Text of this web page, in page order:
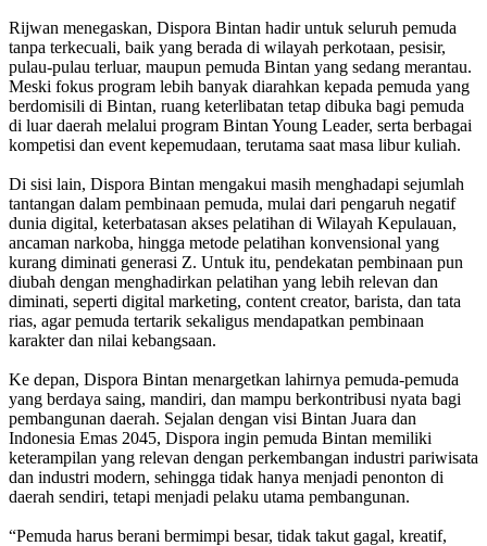
Rijwan menegaskan, Dispora Bintan hadir untuk seluruh pemuda
tanpa terkecuali, baik yang berada di wilayah perkotaan, pesisir,
pulau-pulau terluar, maupun pemuda Bintan yang sedang merantau.
Meski fokus program lebih banyak diarahkan kepada pemuda yang
berdomisili di Bintan, ruang keterlibatan tetap dibuka bagi pemuda
di luar daerah melalui program Bintan Young Leader, serta berbagai
kompetisi dan event kepemudaan, terutama saat masa libur kuliah.
Di sisi lain, Dispora Bintan mengakui masih menghadapi sejumlah
tantangan dalam pembinaan pemuda, mulai dari pengaruh negatif
dunia digital, keterbatasan akses pelatihan di Wilayah Kepulauan,
ancaman narkoba, hingga metode pelatihan konvensional yang
kurang diminati generasi Z. Untuk itu, pendekatan pembinaan pun
diubah dengan menghadirkan pelatihan yang lebih relevan dan
diminati, seperti digital marketing, content creator, barista, dan tata
rias, agar pemuda tertarik sekaligus mendapatkan pembinaan
karakter dan nilai kebangsaan.
Ke depan, Dispora Bintan menargetkan lahirnya pemuda-pemuda
yang berdaya saing, mandiri, dan mampu berkontribusi nyata bagi
pembangunan daerah. Sejalan dengan visi Bintan Juara dan
Indonesia Emas 2045, Dispora ingin pemuda Bintan memiliki
keterampilan yang relevan dengan perkembangan industri pariwisata
dan industri modern, sehingga tidak hanya menjadi penonton di
daerah sendiri, tetapi menjadi pelaku utama pembangunan.
“Pemuda harus berani bermimpi besar, tidak takut gagal, kreatif,